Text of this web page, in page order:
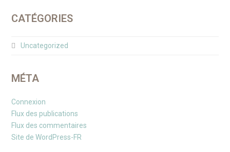
CATÉGORIES
Uncategorized
MÉTA
Connexion
Flux des publications
Flux des commentaires
Site de WordPress-FR